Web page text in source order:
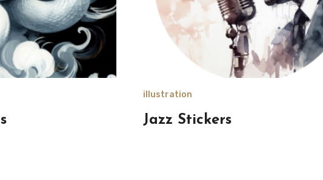
illustration
Jazz Stickers